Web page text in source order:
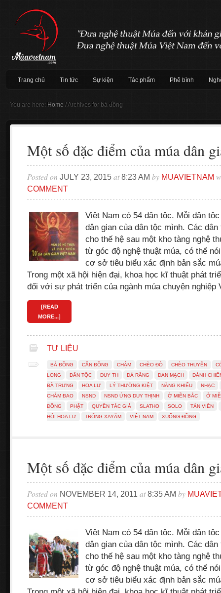
Trang chủ Tin tức Sự kiện Tác phẩm Phê bình
You are here: Home /Archives for bà đồng
Một số đặc điểm của múa dân
Posted on JULY 23, 2015 at8:23 AM by MUAVIETNAM
COMMENT
Việt Nam có 54 dân tộc. Mỗi dân
dân gian của dân tộc mình. Các
cho thế hệ sau một kho tàng nghệ
từ góc độ nghệ thuật múa, có thể
cơ sở tiêu biểu xác định bản sắc
Trong một xã hội hiện đại, khoa học kĩ thuật phát
đối với sự phát triển của ngành múa chuyện
[READ
MORE...]
TƯ LIỆU
BÀ ĐỒNG CĂN ĐỒNG CHẬM CHÈO ĐÒ CHÈO THUYỀN
LONG
DÂN TỘC DUY TH ĐÀ RẰNG ĐAN MẠCH
ĐÁNH
BÀ TRƯNG
HOA LƯ LÝ THƯỜNG KIỆT NĂNG KHIẾU
NHẠC
CHẰM ĐAO
NSND NSND ỨNG DUY THỊNH Ở MIỀN BẮC
Ở
ĐỒNG
PHẬT QUYỀN TÁC GIẢ SLATHO SOLO
TẢN VIÊN
HỘI HOA LƯ
TRỐNG XAYĂM VIỆT NAM XUỐNG ĐỒNG
Một số đặc điểm của múa dân
Posted on NOVEMBER 14, 2011 at8:35 AM by
COMMENT
Việt Nam có 54 dân tộc. Mỗi dân
dân gian của dân tộc mình. Các
cho thế hệ sau một kho tàng nghệ
từ góc độ nghệ thuật múa, có thể
cơ sở tiêu biểu xác định bản sắc